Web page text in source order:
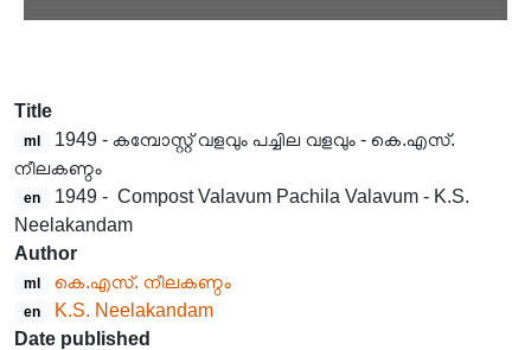
Title
ml
1949 - കമ്പോസ്റ്റ് വളവും പച്ചില വളവും - കെ.എസ്.
നീലകണ്ഠം
en
1949 - Compost Valavum Pachila Valavum - K.S.
Neelakandam
Author
ml കെ.എസ്. നീലകണ്ഠം
en
K.S. Neelakandam
Date published